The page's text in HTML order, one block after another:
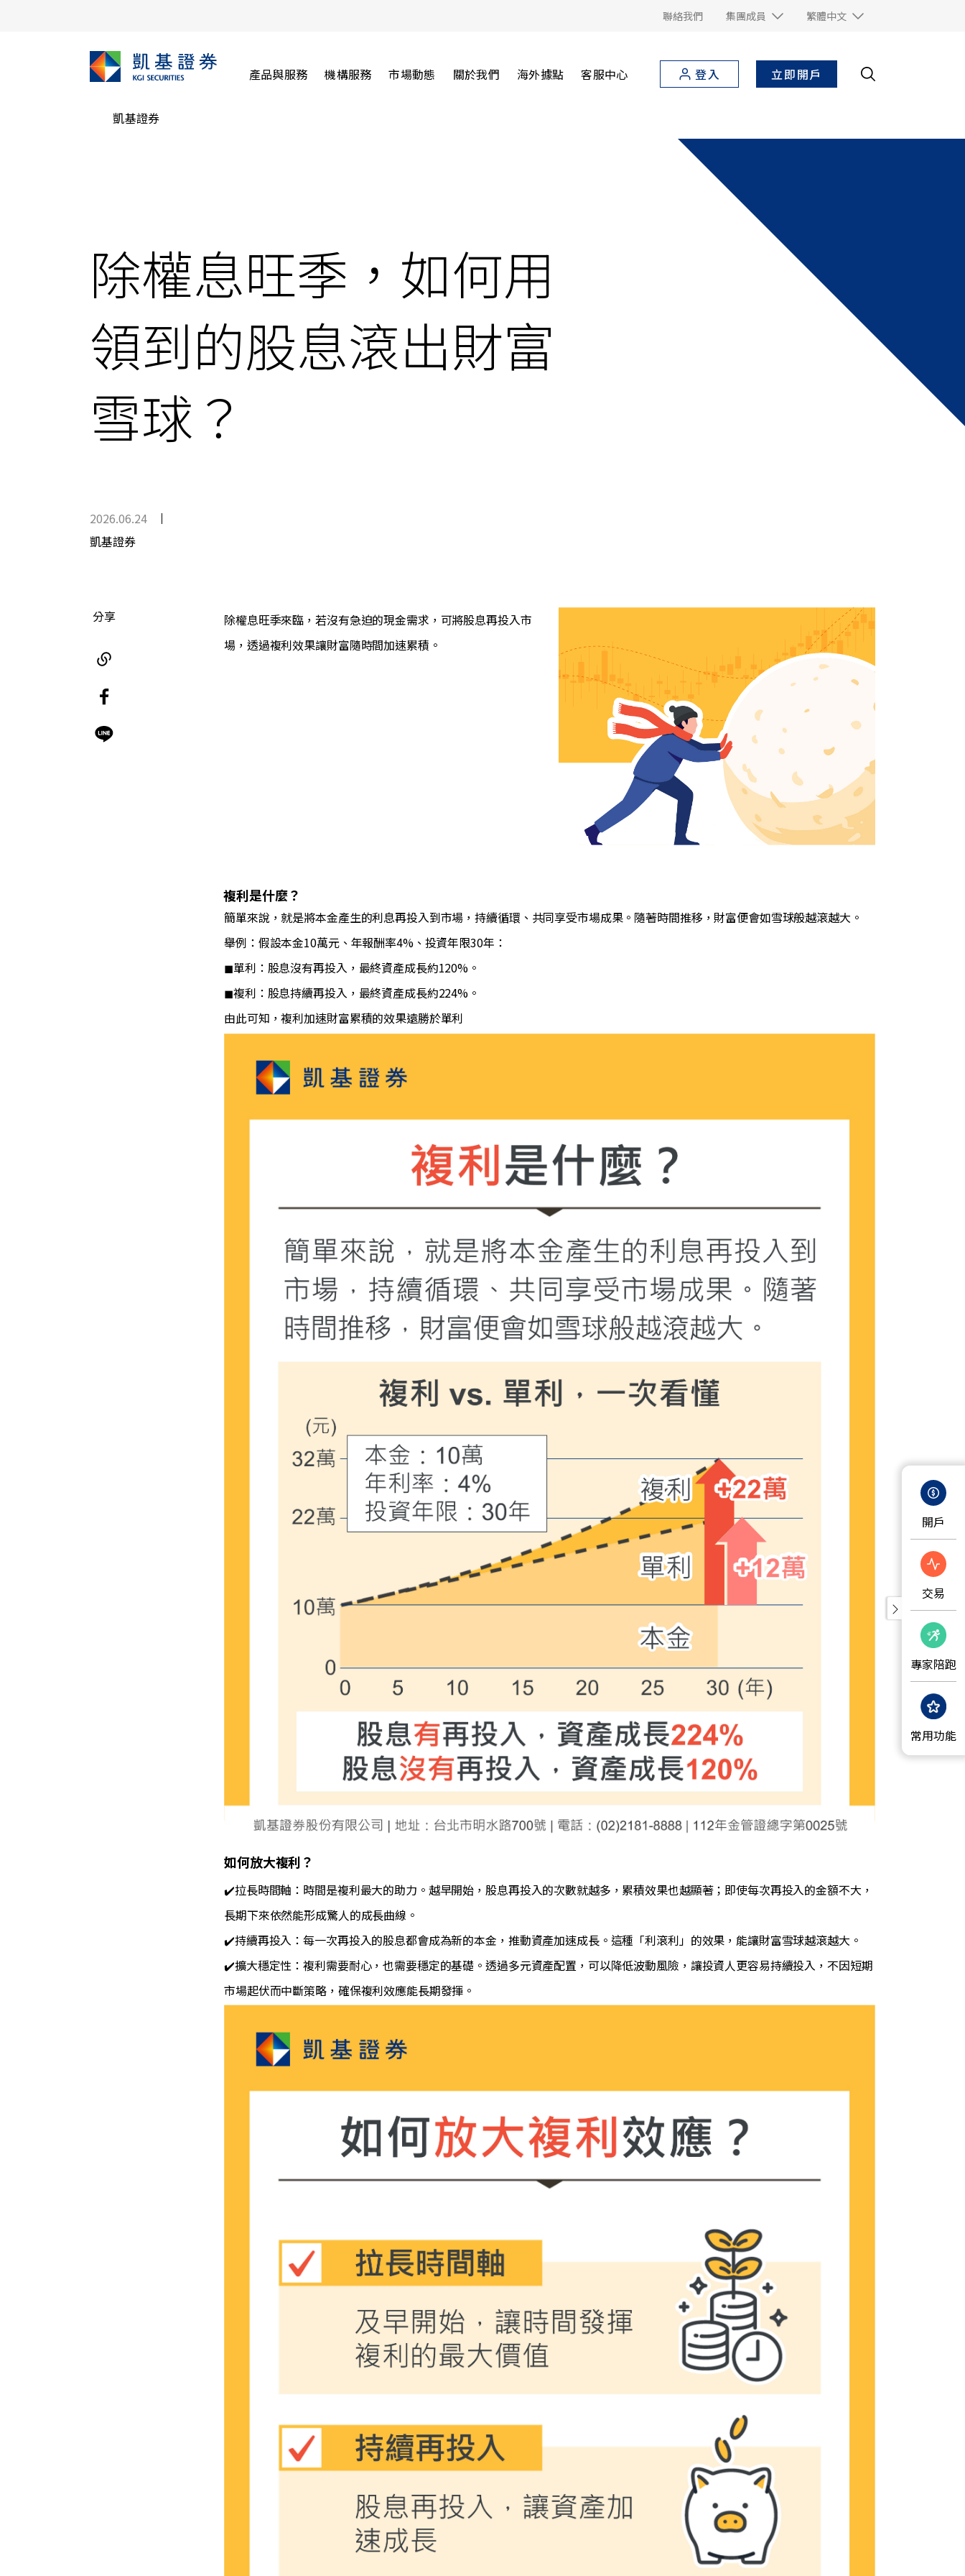
聯絡我們 集團成員 繁體中文
產品與服務 機構服務 市場動態 關於我們 海外據點 客服中心 登入 立即開戶
凱基證券
開戶
交易
專家陪跑
常用功能
除權息旺季，如何用
領到的股息滾出財富
雪球？
2026.06.24
凱基證券
分享
除權息旺季來臨，若沒有急迫的現金需求，可將股息再投入市
場，透過複利效果讓財富隨時間加速累積。
複利是什麼？
簡單來說，就是將本金產生的利息再投入到市場，持續循環、共同享受市場成果。隨著時間推移，財富便會如雪球般越滾越大。
舉例：假設本金10萬元、年報酬率4%、投資年限30年：
◼單利：股息沒有再投入，最終資產成長約120%。
◼複利：股息持續再投入，最終資產成長約224%。
由此可知，複利加速財富累積的效果遠勝於單利
如何放大複利？
✔️拉長時間軸：時間是複利最大的助力。越早開始，股息再投入的次數就越多，累積效果也越顯著；即使每次再投入的金額不大，
長期下來依然能形成驚人的成長曲線。
✔️持續再投入：每一次再投入的股息都會成為新的本金，推動資產加速成長。這種「利滾利」的效果，能讓財富雪球越滾越大。
✔️擴大穩定性：複利需要耐心，也需要穩定的基礎。透過多元資產配置，可以降低波動風險，讓投資人更容易持續投入，不因短期
市場起伏而中斷策略，確保複利效應能長期發揮。